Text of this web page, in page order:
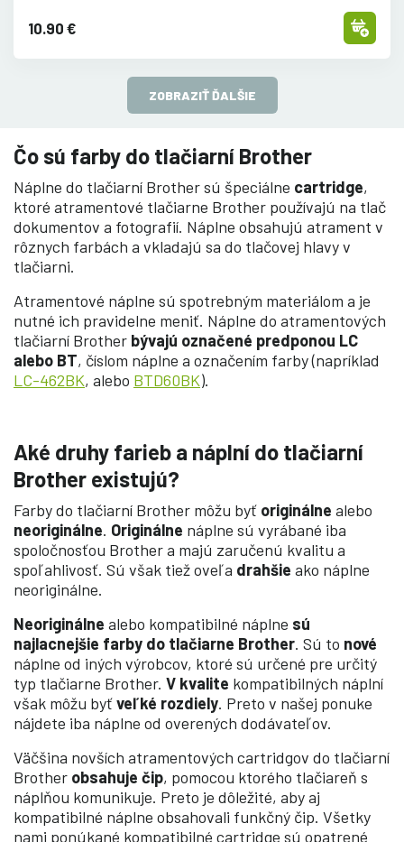
10.90 €
ZOBRAZIŤ ĎALŠIE
Čo sú farby do tlačiarní Brother
Náplne do tlačiarní Brother sú špeciálne cartridge,
ktoré atramentové tlačiarne Brother používajú na tlač
dokumentov a fotografií. Náplne obsahujú atrament v
rôznych farbách a vkladajú sa do tlačovej hlavy v
tlačiarni.
Atramentové náplne sú spotrebným materiálom a je
nutné ich pravidelne meniť. Náplne do atramentových
tlačiarní Brother bývajú označené predponou LC
alebo BT, číslom náplne a označením farby (napríklad
LC-462BK, alebo BTD60BK).
Aké druhy farieb a náplní do tlačiarní
Brother existujú?
Farby do tlačiarní Brother môžu byť originálne alebo
neoriginálne. Originálne náplne sú vyrábané iba
spoločnosťou Brother a majú zaručenú kvalitu a
spoľahlivosť. Sú však tiež oveľa drahšie ako náplne
neoriginálne.
Neoriginálne alebo kompatibilné náplne sú
najlacnejšie farby do tlačiarne Brother. Sú to nové
náplne od iných výrobcov, ktoré sú určené pre určitý
typ tlačiarne Brother. V kvalite kompatibilných náplní
však môžu byťveľké rozdiely. Preto v našej ponuke
nájdete iba náplne od overených dodávateľov.
Väčšina novších atramentových cartridgov do tlačiarní
Brother obsahuje čip, pomocou ktorého tlačiareň s
náplňou komunikuje. Preto je dôležité, aby aj
kompatibilné náplne obsahovali funkčný čip. Všetky
nami ponúkané kompatibilné cartridge sú opatrené